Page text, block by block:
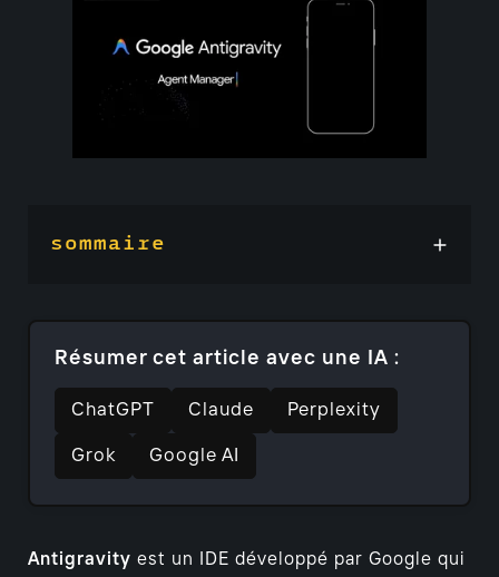
sommaire
Résumer cet article avec une IA :
ChatGPT Claude Perplexity
Grok Google AI
Antigravity est un IDE développé par Google qui